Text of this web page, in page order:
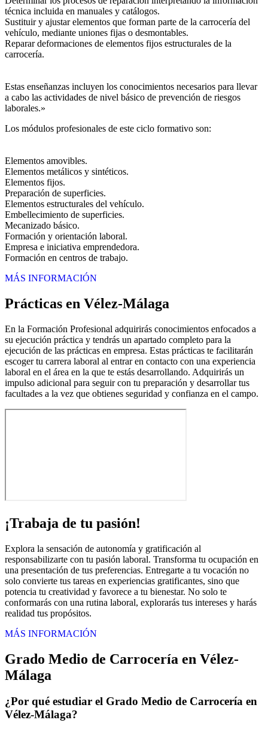
técnica incluida en manuales y catálogos.
Sustituir y ajustar elementos que forman parte de la carrocería del
vehículo, mediante uniones fijas o desmontables.
Reparar deformaciones de elementos fijos estructurales de la
carrocería.
Estas enseñanzas incluyen los conocimientos necesarios para llevar
a cabo las actividades de nivel básico de prevención de riesgos
laborales.»
Los módulos profesionales de este ciclo formativo son:
Elementos amovibles.
Elementos metálicos y sintéticos.
Elementos fijos.
Preparación de superficies.
Elementos estructurales del vehículo.
Embellecimiento de superficies.
Mecanizado básico.
Formación y orientación laboral.
Empresa e iniciativa emprendedora.
Formación en centros de trabajo.
MÁS INFORMACIÓN
Prácticas en Vélez-Málaga
En la Formación Profesional adquirirás conocimientos enfocados a
su ejecución práctica y tendrás un apartado completo para la
ejecución de las prácticas en empresa. Estas prácticas te facilitarán
escoger tu carrera laboral al entrar en contacto con una experiencia
laboral en el área en la que te estás desarrollando. Adquirirás un
impulso adicional para seguir con tu preparación y desarrollar tus
facultades a la vez que obtienes seguridad y confianza en el campo.
¡Trabaja de tu pasión!
Explora la sensación de autonomía y gratificación al
responsabilizarte con tu pasión laboral. Transforma tu ocupación en
una presentación de tus preferencias. Entregarte a tu vocación no
solo convierte tus tareas en experiencias gratificantes, sino que
potencia tu creatividad y favorece a tu bienestar. No solo te
conformarás con una rutina laboral, explorarás tus intereses y harás
realidad tus propósitos.
MÁS INFORMACIÓN
Grado Medio de Carrocería en Vélez-
Málaga
¿Por qué estudiar el Grado Medio de Carrocería en
Vélez-Málaga?